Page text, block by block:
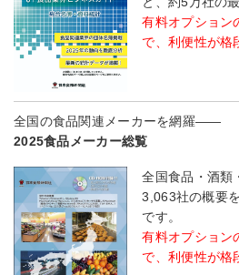
有料オプション
で、利便性が格
全国の食品関連メーカーを網羅――
2025食品メーカー総覧
全国食品・酒類
3,063社の概要
です。
有料オプション
で、利便性が格